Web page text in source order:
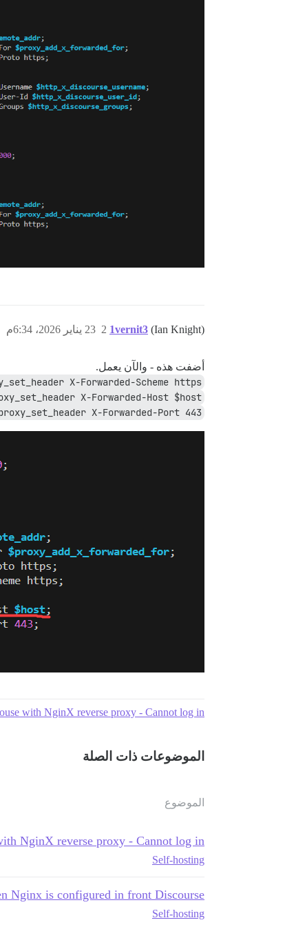
1vernit3 (Ian Knight) 23 يناير 2026، 6:34م 2
أضفت هذه - والآن يعمل.
X-Forwarded-Scheme https;
X-Forwarded-Host $host;
X-Forwarded-Port 443;
with NginX reverse proxy - Cannot log in
الموضوعات ذات الصلة
الموضوع
NginX reverse proxy - Cannot log in
Self-hosting
Nginx is configured in front Discourse
Self-hosting